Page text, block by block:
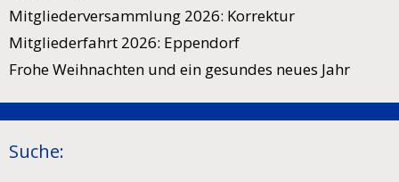
Mitgliederversammlung 2026: Korrektur
Mitgliederfahrt 2026: Eppendorf
Frohe Weihnachten und ein gesundes neues Jahr
Suche: